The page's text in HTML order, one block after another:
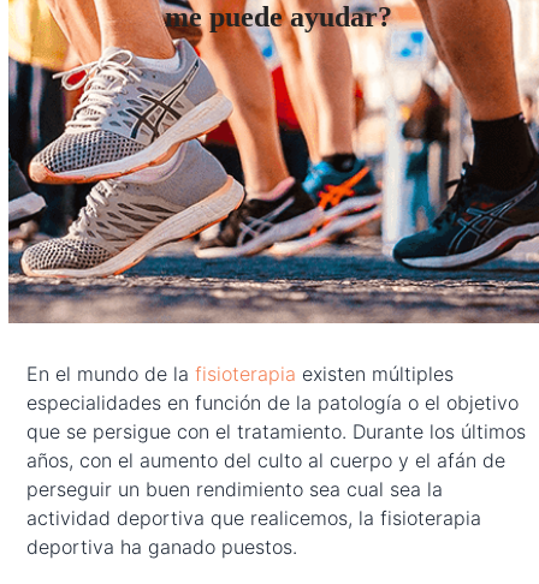
me puede ayudar?
En el mundo de lafisioterapia existen múltiples
especialidades en función de la patología o el objetivo
que se persigue con el tratamiento. Durante los últimos
años, con el aumento del culto al cuerpo y el afán de
perseguir un buen rendimiento sea cual sea la
actividad deportiva que realicemos, la fisioterapia
deportiva ha ganado puestos.